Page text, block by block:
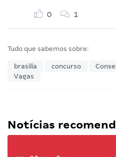
0 1
Tudo que sabemos sobre:
brasilia concurso
Vagas
Notícias